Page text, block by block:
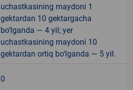
uchastkasining maydoni 1
gektardan 10 gektargacha
bo‘lganda — 4 yil; yer
uchastkasining maydoni 10
gektardan ortiq bo‘lganda — 5 yil.
0